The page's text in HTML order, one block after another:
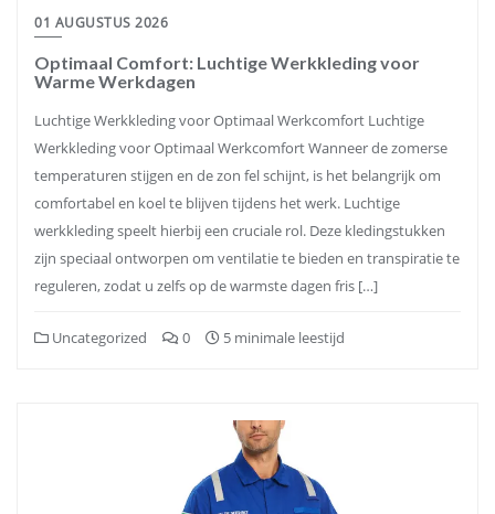
01 AUGUSTUS 2026
Optimaal Comfort: Luchtige Werkkleding voor
Warme Werkdagen
Luchtige Werkkleding voor Optimaal Werkcomfort Luchtige
Werkkleding voor Optimaal Werkcomfort Wanneer de zomerse
temperaturen stijgen en de zon fel schijnt, is het belangrijk om
comfortabel en koel te blijven tijdens het werk. Luchtige
werkkleding speelt hierbij een cruciale rol. Deze kledingstukken
zijn speciaal ontworpen om ventilatie te bieden en transpiratie te
reguleren, zodat u zelfs op de warmste dagen fris […]
Uncategorized 0 5 minimale leestijd